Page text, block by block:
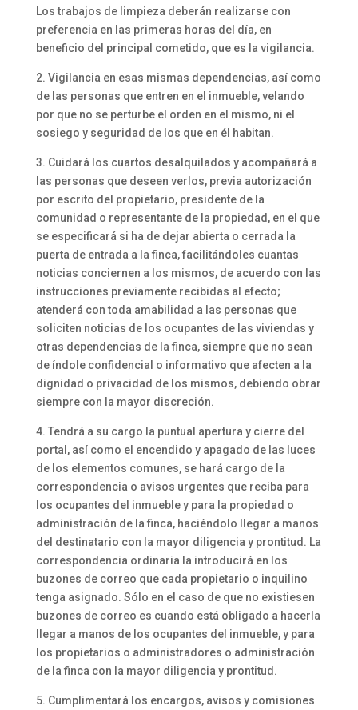
Los trabajos de limpieza deberán realizarse con
preferencia en las primeras horas del día, en
beneficio del principal cometido, que es la vigilancia.
2. Vigilancia en esas mismas dependencias, así como
de las personas que entren en el inmueble, velando
por que no se perturbe el orden en el mismo, ni el
sosiego y seguridad de los que en él habitan.
3. Cuidará los cuartos desalquilados y acompañará a
las personas que deseen verlos, previa autorización
por escrito del propietario, presidente de la
comunidad o representante de la propiedad, en el que
se especificará si ha de dejar abierta o cerrada la
puerta de entrada a la finca, facilitándoles cuantas
noticias conciernen a los mismos, de acuerdo con las
instrucciones previamente recibidas al efecto;
atenderá con toda amabilidad a las personas que
soliciten noticias de los ocupantes de las viviendas y
otras dependencias de la finca, siempre que no sean
de índole confidencial o informativo que afecten a la
dignidad o privacidad de los mismos, debiendo obrar
siempre con la mayor discreción.
4. Tendrá a su cargo la puntual apertura y cierre del
portal, así como el encendido y apagado de las luces
de los elementos comunes, se hará cargo de la
correspondencia o avisos urgentes que reciba para
los ocupantes del inmueble y para la propiedad o
administración de la finca, haciéndolo llegar a manos
del destinatario con la mayor diligencia y prontitud. La
correspondencia ordinaria la introducirá en los
buzones de correo que cada propietario o inquilino
tenga asignado. Sólo en el caso de que no existiesen
buzones de correo es cuando está obligado a hacerla
llegar a manos de los ocupantes del inmueble, y para
los propietarios o administradores o administración
de la finca con la mayor diligencia y prontitud.
5. Cumplimentará los encargos, avisos y comisiones